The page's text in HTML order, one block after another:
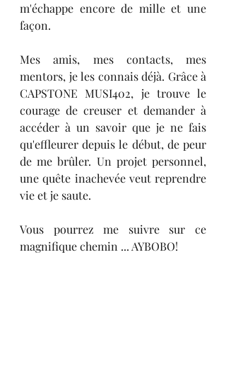
m'échappe encore de mille et une
façon.
Mes amis, mes contacts, mes
mentors, je les connais déjà. Grâce à
CAPSTONE MUSI402, je trouve le
courage de creuser et demander à
accéder à un savoir que je ne fais
qu'effleurer depuis le début, de peur
de me brûler. Un projet personnel,
une quête inachevée veut reprendre
vie et je saute.
Vous pourrez me suivre sur ce
magnifique chemin ... AYBOBO!